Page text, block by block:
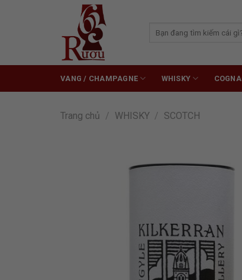
kiếm:
VANG / CHAMPAGNE WHISKY
Trang chủ / WHISKY / SCOTCH